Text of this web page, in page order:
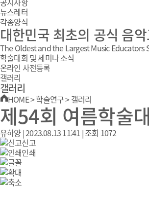
뉴스레터
각종양식
대한민국 최초의 공식 음
The Oldest and the Largest Music Educators
학술대회 및 세미나 소식
온라인 사전등록
갤러리
갤러리
HOME>학술연구>갤러리
제54회 여름학술
유하양 |2023.08.13 11:41 |조회 1072
신고
인쇄